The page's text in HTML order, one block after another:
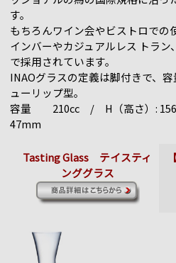
す。
もちろんワイン会やビストロでの
インバーやカジュアルレス トラ
で採用されています。
INAOグラスの定義は脚付きで、
ューリップ型。
容量 210cc / H（高さ）:
47mm
Tasting Glass テイスティ
ンググラス